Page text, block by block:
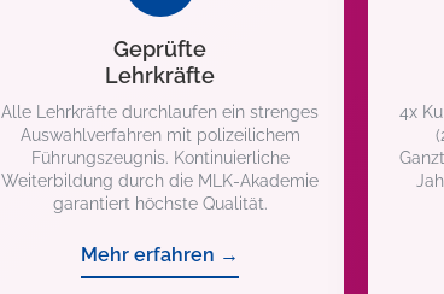
Geprüfte
Lehrkräfte
Alle Lehrkräfte durchlaufen ein strenges
Auswahlverfahren mit polizeilichem
Führungszeugnis. Kontinuierliche
Weiterbildung durch die MLK-Akademie
garantiert höchste Qualität.
Mehr erfahren →
4x